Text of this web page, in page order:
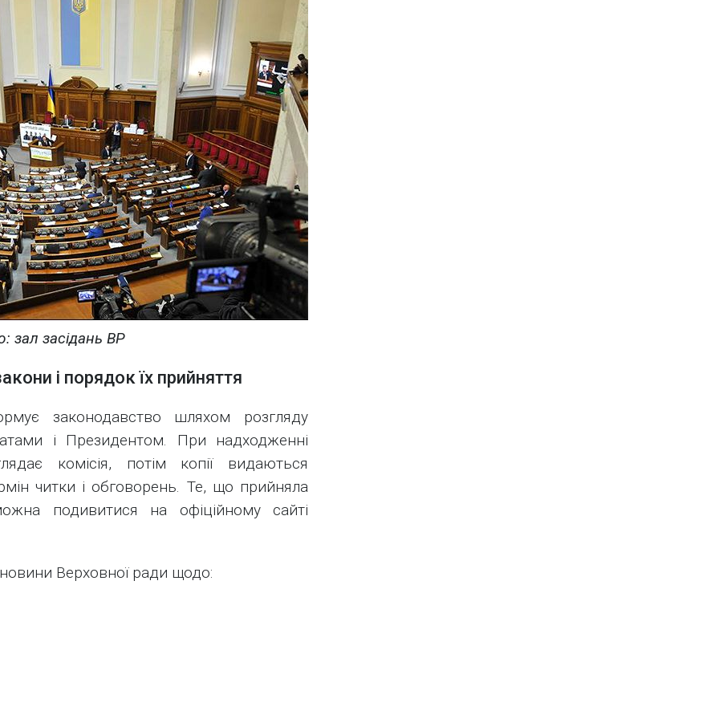
зал засідань ВР
і порядок їх прийняття
законодавство шляхом розгляду
і Президентом. При надходженні
комісія, потім копії видаються
читки і обговорень. Те, що прийняла
подивитися на офіційному сайті
Верховної ради щодо: